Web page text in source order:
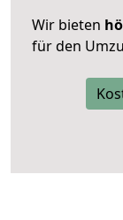
Wir bieten
für den